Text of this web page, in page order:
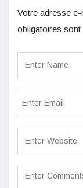
Votre adresse
obligatoires sont